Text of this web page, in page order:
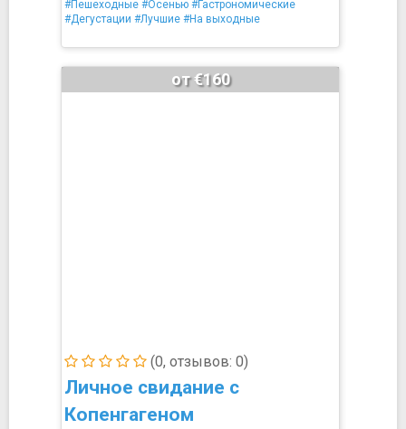
#Пешеходные #Осенью #Гастрономические
#Дегустации #Лучшие #На выходные
(0, отзывов: 0)
Личное свидание с
Копенгагеном
от €160